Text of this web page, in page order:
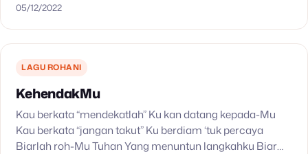
05/12/2022
LAGU ROHANI
KehendakMu
Kau berkata “mendekatlah” Ku kan datang kepada-Mu
Kau berkata “jangan takut” Ku berdiam ‘tuk percaya
Biarlah roh-Mu Tuhan Yang menuntun langkahku Biar